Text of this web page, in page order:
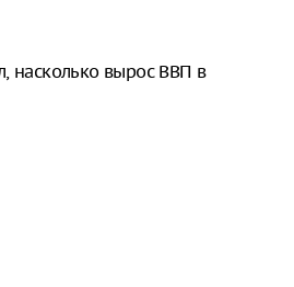
насколько вырос ВВП в